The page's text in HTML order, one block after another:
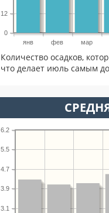
янв фев мар
0
12
Количество осадков,
что делает июль самым
3.1
3.9
4.7
5.5
6.2